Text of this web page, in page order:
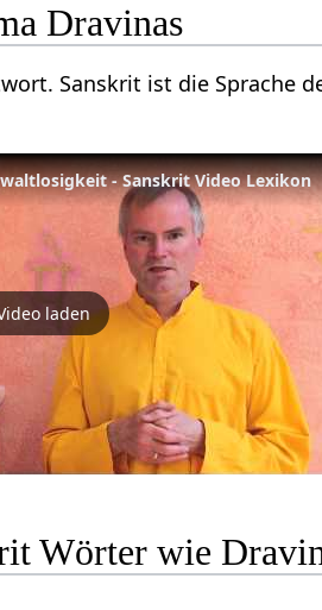
Dravinas
Sanskrit ist die Sprache
- Sanskrit Video Lexikon
laden
Wörter wie